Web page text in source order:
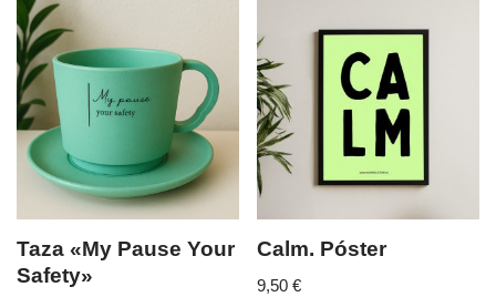
Taza «My Pause Your
Safety»
Calm. Póster
9,50€